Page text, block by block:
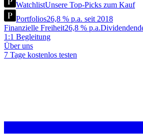
WatchlistUnsere Top-Picks zum Kauf
Portfolios26,8 % p.a. seit 2018
Finanzielle Freiheit26,8 % p.a.
1:1 Begleitung
Über uns
7 Tage kostenlos testen